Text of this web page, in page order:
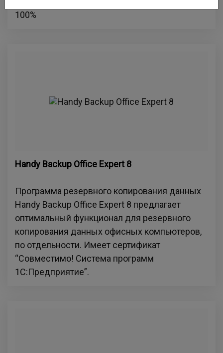
100%
Handy Backup Office Expert 8
Программа резервного копирования данных
Handy Backup Office Expert 8 предлагает
оптимальный функционал для резервного
копирования данных офисных компьютеров,
по отдельности. Имеет сертификат
“Совместимо! Система программ
1С:Предприятие”.